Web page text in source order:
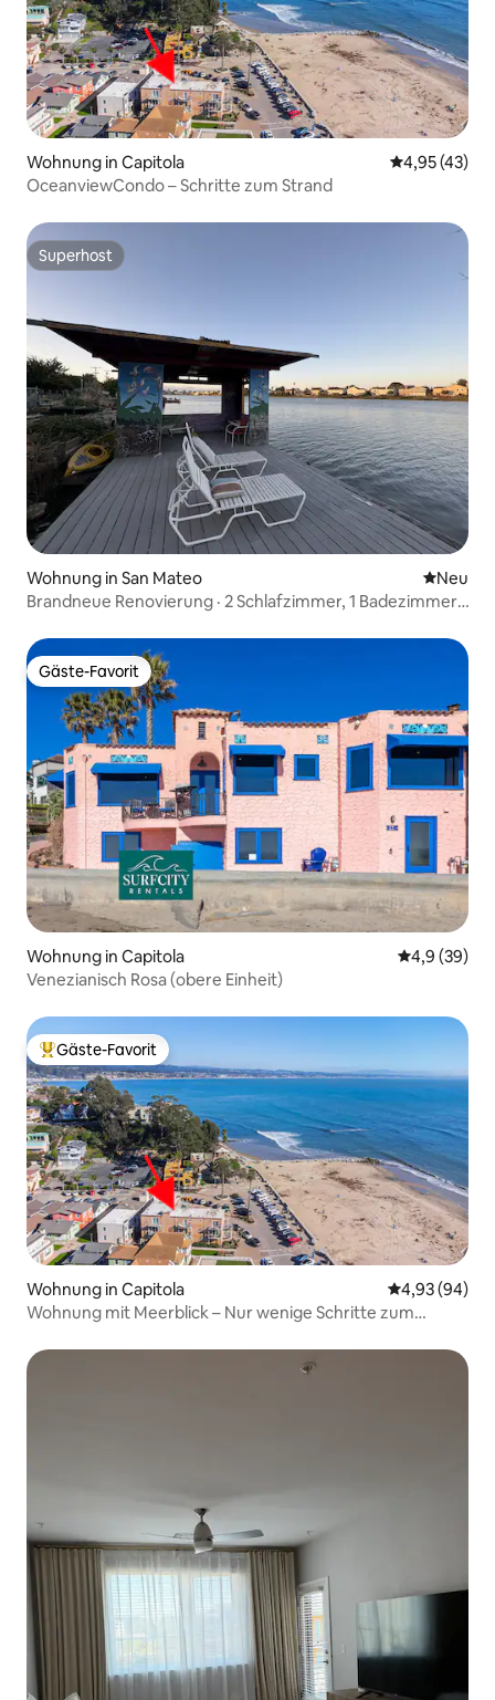
Wohnung in Capitola
4,95 (43)
OceanviewCondo – Schritte zum Strand
Superhost
Superhost
Wohnung in San Mateo Neue
Neu
Brandneue Renovierung · 2 Schlafzimmer, 1 Badezimmer,
Gäste-Favorit
Gäste-Favorit
Wohnung in Capitola
4,9 (39)
Venezianisch Rosa (obere Einheit)
Beliebter Gäste-Favorit.
Gäste-Favorit
Wohnung in Capitola
4,93 (94)
Wohnung mit Meerblick – Nur wenige Schritte zum